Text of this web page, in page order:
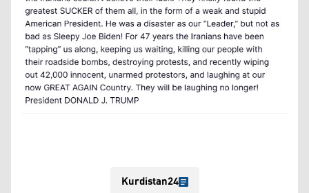
Kurdistan24